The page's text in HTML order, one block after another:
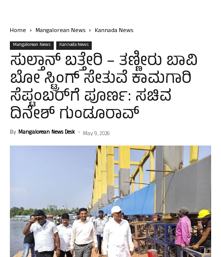
Home Mangalorean News Kannada News
Mangalorean News Kannada News
ಸುಲ್ತಾನ್ ಬತ್ತೇರಿ – ತಣ್ಣೀರು ಬಾವಿ
ಬೋ ಸ್ಟ್ರಿಂಗ್ ಸೇತುವೆ ಕಾಮಗಾರಿ
ಸೆಪ್ಟಂಬರ್‌ಗೆ ಪೂರ್ಣ: ಸಚಿವ
ದಿನೇಶ್ ಗುಂಡೂರಾವ್
By Mangalorean News Desk - May 9, 2026